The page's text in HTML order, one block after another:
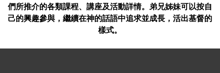
們所推介的各類課程、講座及活動詳情。弟兄姊妹可以按自
己的興趣參與，繼續在神的話語中追求並成長，活出基督的
樣式。